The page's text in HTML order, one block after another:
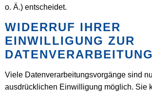
o. Ä.) entscheidet.
WIDERRUF IHRER
EINWILLIGUNG ZUR
DATENVERARBEITUNG
Viele Datenverarbeitungsvorgänge sind
ausdrücklichen Einwilligung möglich. Sie